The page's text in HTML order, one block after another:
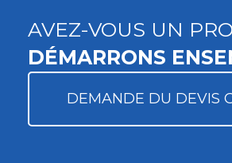
AVEZ-VOUS UN
DÉMARRONS
DEMANDE DU DEVIS